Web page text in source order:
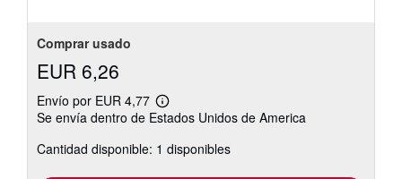
Comprar usado
EUR 6,26
Envío por EUR 4,77
Más
información
las
tarifas
Se envía dentro de Estados Unidos de America
Cantidad disponible: 1 disponibles